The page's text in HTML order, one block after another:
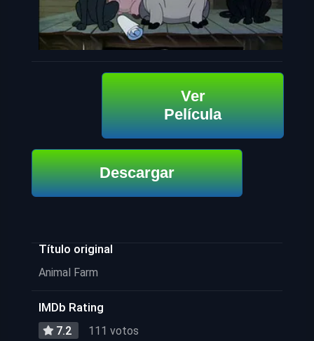
Ver
Película
Descargar
Título original
Animal Farm
IMDb Rating
7.2 111 votos